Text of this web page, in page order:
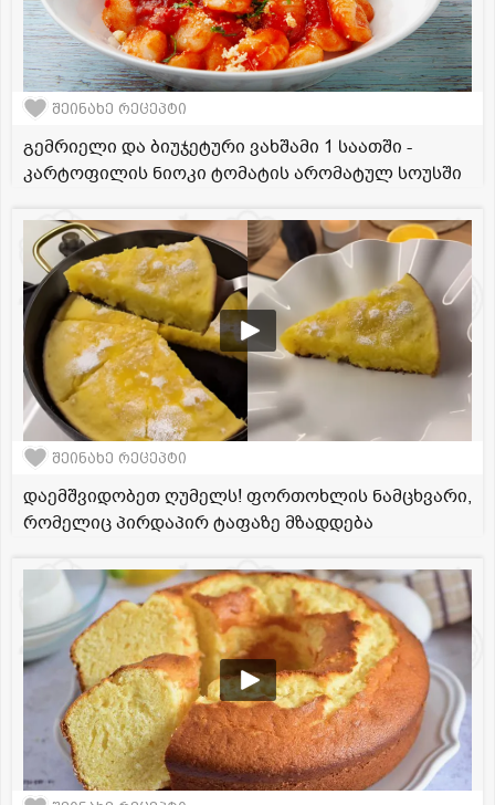
შეინახე რეცეპტი
გემრიელი და ბიუჯეტური ვახშამი 1 საათში -
კარტოფილის ნიოკი ტომატის არომატულ სოუსში
შეინახე რეცეპტი
დაემშვიდობეთ ღუმელს! ფორთოხლის ნამცხვარი,
რომელიც პირდაპირ ტაფაზე მზადდება